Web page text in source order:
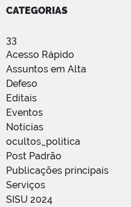
CATEGORIAS
33
Acesso Rápido
Assuntos em Alta
Defeso
Editais
Eventos
Notícias
ocultos_politica
Post Padrão
Publicações principais
Serviços
SISU 2024